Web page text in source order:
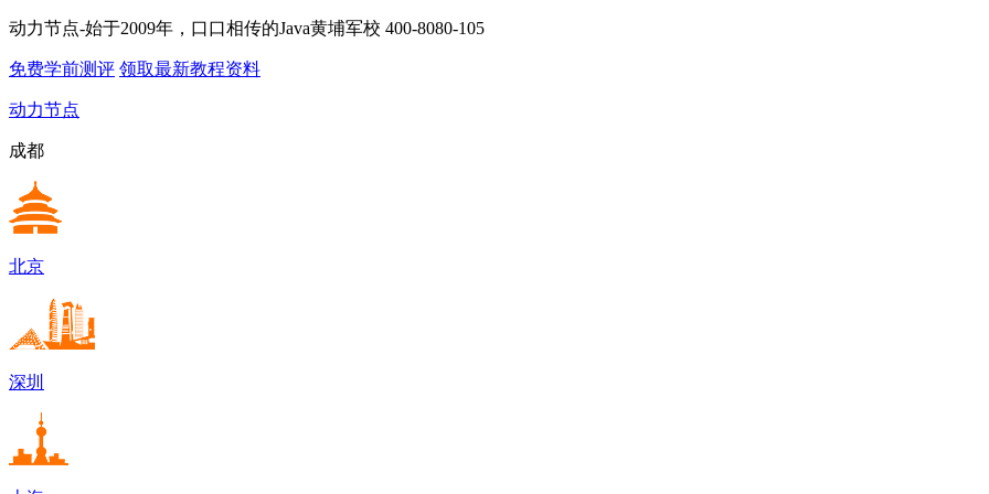
动力节点-始于2009年，口口相传的Java黄埔军校 400-8080-105
免费学前测评 领取最新教程资料
动力节点
成都
北京
深圳